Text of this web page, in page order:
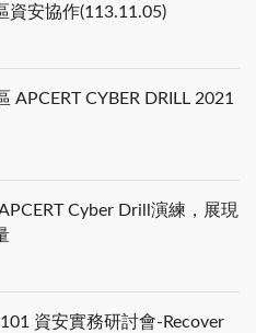
資安協作(113.11.05)
APCERT CYBER DRILL 2021
Cyber Drill演練，展現
資安實務研討會-Recover